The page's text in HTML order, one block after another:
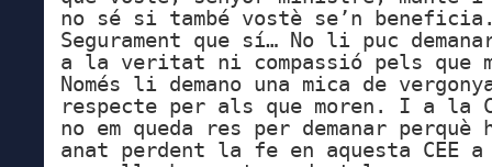
no sé si també vostè se’n
Segurament que sí… No li puc
a la veritat ni compassió pels que
Només li demano una mica de
respecte per als que moren. I a la
no em queda res per demanar perquè
anat perdent la fe en aquesta CEE a